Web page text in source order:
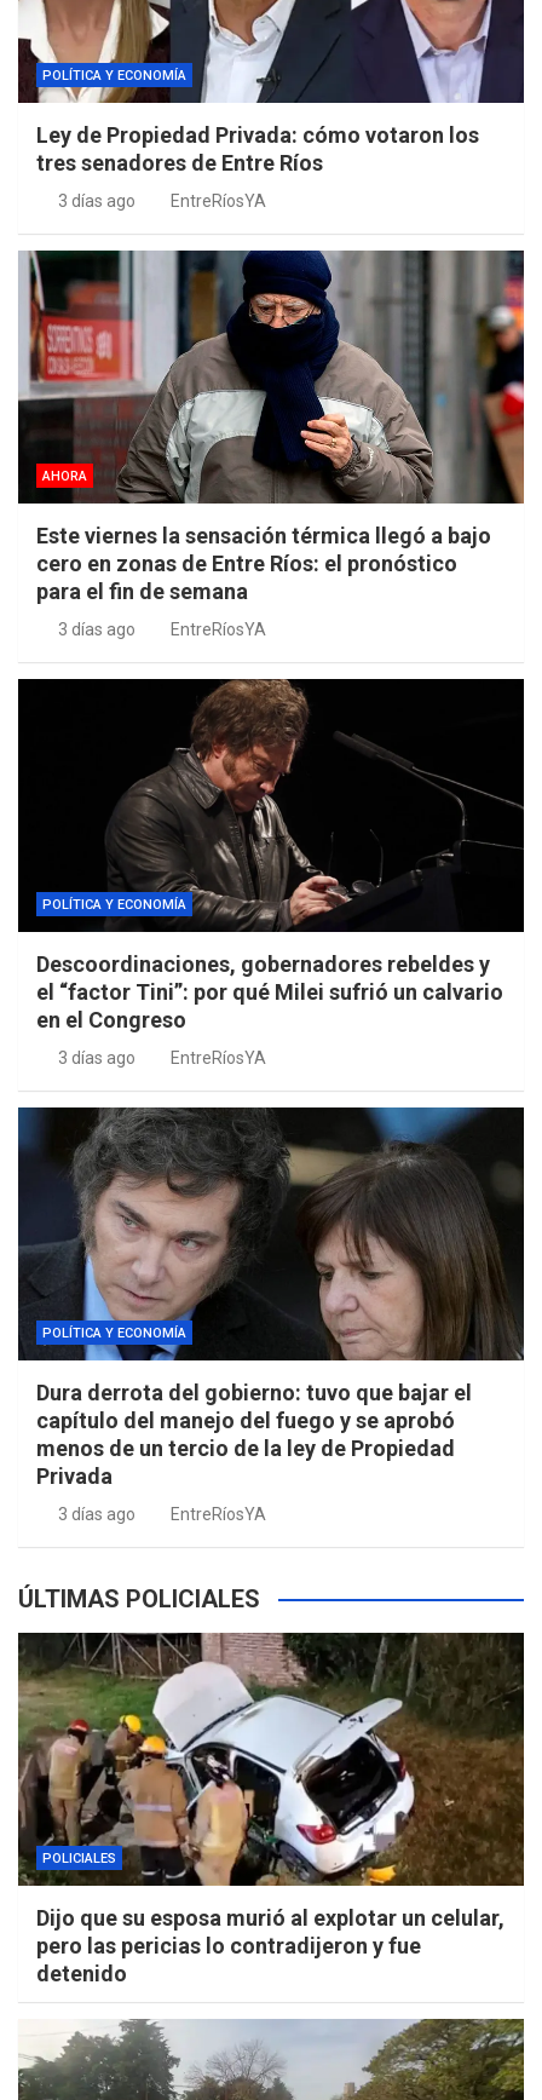
POLÍTICA Y ECONOMÍA
Ley de Propiedad Privada: cómo votaron los
tres senadores de Entre Ríos
3 días ago EntreRíosYA
AHORA
Este viernes la sensación térmica llegó a bajo
cero en zonas de Entre Ríos: el pronóstico
para el fin de semana
3 días ago EntreRíosYA
POLÍTICA Y ECONOMÍA
Descoordinaciones, gobernadores rebeldes y
el “factor Tini”: por qué Milei sufrió un calvario
en el Congreso
3 días ago EntreRíosYA
POLÍTICA Y ECONOMÍA
Dura derrota del gobierno: tuvo que bajar el
capítulo del manejo del fuego y se aprobó
menos de un tercio de la ley de Propiedad
Privada
3 días ago EntreRíosYA
ÚLTIMAS POLICIALES
POLICIALES
Dijo que su esposa murió al explotar un celular,
pero las pericias lo contradijeron y fue
detenido